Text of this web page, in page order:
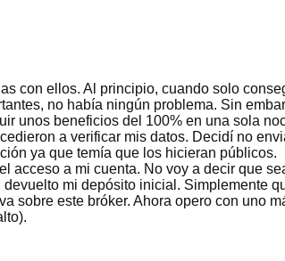
con ellos. Al principio, cuando solo
no había ningún problema. Sin
unos beneficios del 100% en una sola
a verificar mis datos. Decidí no
ya que temía que los hicieran públicos.
acceso a mi cuenta. No voy a decir que
mi depósito inicial. Simplemente
sobre este bróker. Ahora opero con uno